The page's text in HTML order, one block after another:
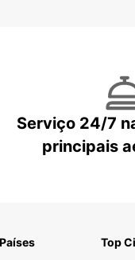
Serviço 24/7
principais
Top